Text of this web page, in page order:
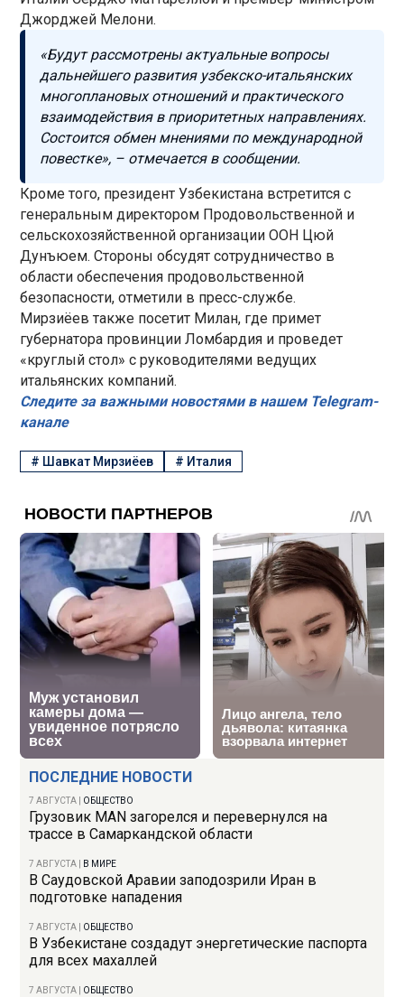
ПОСЛЕДНИЕ НОВОСТИ
7 АВГУСТА ОБЩЕСТВО
Грузовик MAN загорелся и перевернулся на
трассе в Самаркандской области
7 АВГУСТА В МИРЕ
В Саудовской Аравии заподозрили Иран в
подготовке нападения
7 АВГУСТА ОБЩЕСТВО
В Узбекистане создадут энергетические паспорта
для всех махаллей
7 АВГУСТА ОБЩЕСТВО
Джорджей Мелони.
«Будут рассмотрены актуальные вопросы
дальнейшего развития узбекско-итальянских
многоплановых отношений и практического
взаимодействия в приоритетных направлениях.
Состоится обмен мнениями по международной
повестке», – отмечается в сообщении.
Кроме того, президент Узбекистана встретится с
генеральным директором Продовольственной и
сельскохозяйственной организации ООН Цюй
Дунъюем. Стороны обсудят сотрудничество в
области обеспечения продовольственной
безопасности, отметили в пресс-службе.
Мирзиёев также посетит Милан, где примет
губернатора провинции Ломбардия и проведет
«круглый стол» с руководителями ведущих
итальянских компаний.
Следите за важными новостями в нашем Telegram-
канале
# Шавкат Мирзиёев # Италия